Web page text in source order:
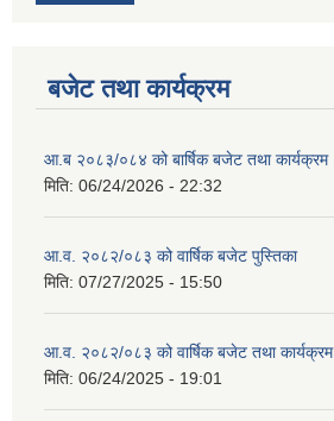
बजेट तथा कार्यक्रम
आ.ब २०८३/०८४ को बार्षिक बजेट तथा कार्यक्रम
मिति: 06/24/2026 - 22:32
आ.व. २०८२/०८३ को वार्षिक बजेट पुस्तिका
मिति: 07/27/2025 - 15:50
आ.व. २०८२/०८३ को वार्षिक बजेट तथा कार्यक्रम
मिति: 06/24/2025 - 19:01